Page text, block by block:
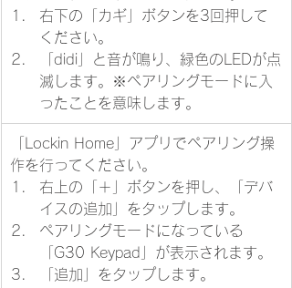
右下の「カギ」ボタンを3回押して
ください。
​「didi」と音が鳴り、緑色のLEDが点
滅します。※ペアリングモードに入
ったことを意味します。
「Lockin Home」アプリでペアリング操
作を行ってください。
右上の「＋」ボタンを押し、「デバ
イスの追加」をタップします。
ペアリングモードになっている
「G30 Keypad」が表示されます。
「追加」をタップします。